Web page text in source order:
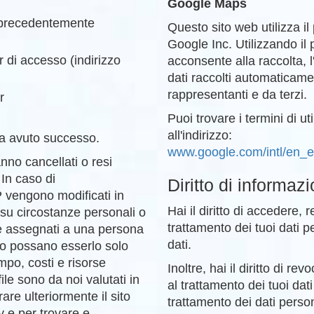
di accesso (indirizzo
avuto successo.
cancellati o resi
caso di
vengono modificati in
circostanze personali o
assegnati a una persona
possano esserlo solo
costi e risorse
sono da noi valutati in
ulteriormente il sito
Google Maps
Questo sito web utilizza
Google Inc. Utilizzando il
acconsente alla raccolta,
dati raccolti
rappresentanti e da terzi.
Puoi trovare i termini di
all'indirizzo:
www.google.com/intl/
Diritto di
Hai il diritto di accedere,
trattamento dei tuoi dati
dati.
Inoltre, hai il diritto di
al trattamento dei tuoi
trattamento dei dati